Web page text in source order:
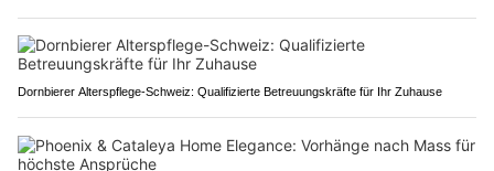
Dornbierer Alterspflege-Schweiz: Qualifizierte Betreuungskräfte für Ihr Zuhause